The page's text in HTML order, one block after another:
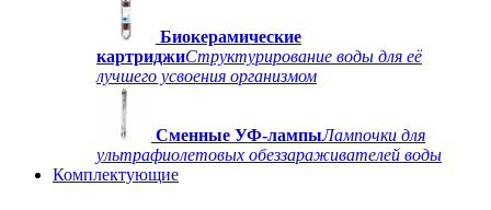
Биокерамические
картриджиСтруктурирование воды для её
лучшего усвоения организмом
Сменные УФ-лампыЛампочки для
ультрафиолетовых обеззараживателей воды
Комплектующие